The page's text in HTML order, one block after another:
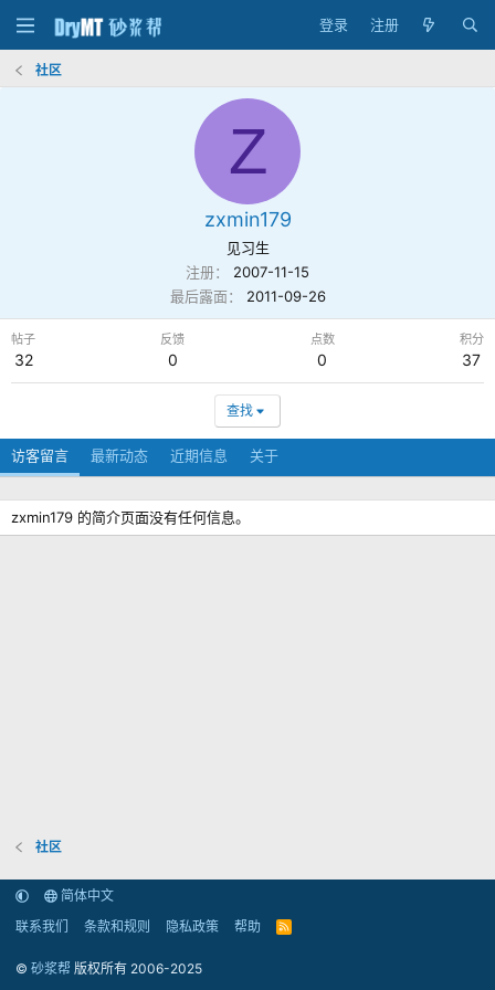
登录 注册
社区
Z
zxmin179
见习生
注册
2007-11-15
最后露面
2011-09-26
帖子
32
反馈
0
点数
0
积分
37
查找
访客留言 最新动态 近期信息 关于
zxmin179 的简介页面没有任何信息。
社区
简体中文
联系我们
条款和规则 隐私政策 帮助
R
© 砂浆帮 版权所有 2006-2025